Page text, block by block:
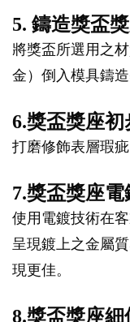
5. 鑄造獎盃
將獎盃所選用之
金）倒入模具鑄造
6.獎盃獎座初
打磨修飾表層瑕疵
7.獎盃獎座
使用電鍍技術在
呈現鍍上之金屬
現更佳。
8.獎盃獎座細